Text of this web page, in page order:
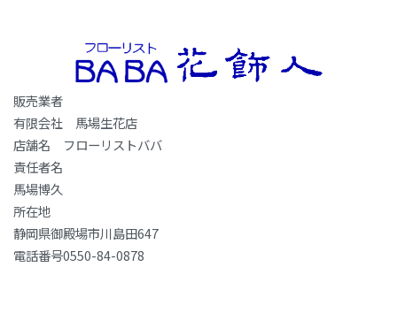
販売業者
有限会社 馬場生花店
店舗名 フローリストババ
責任者名
馬場博久
所在地
静岡県御殿場市川島田647
電話番号0550-84-0878